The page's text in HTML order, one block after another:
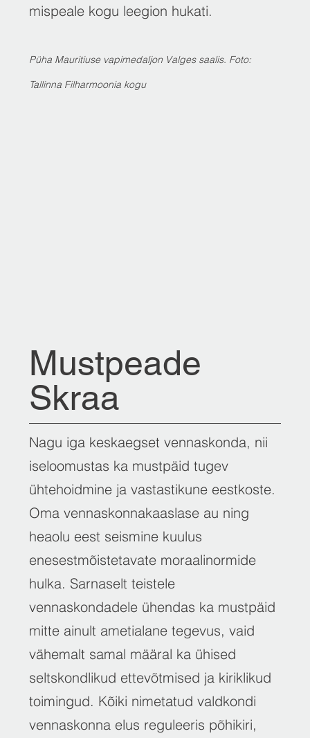
mispeale kogu leegion hukati.
Püha Mauritiuse vapimedaljon Valges saalis. Foto:
Tallinna Filharmoonia kogu
Mustpeade
Skraa
Nagu iga keskaegset vennaskonda, nii
iseloomustas ka mustpäid tugev
ühtehoidmine ja vastastikune eestkoste.
Oma vennaskonnakaaslase au ning
heaolu eest seismine kuulus
enesestmõistetavate moraalinormide
hulka. Sarnaselt teistele
vennaskondadele ühendas ka mustpäid
mitte ainult ametialane tegevus, vaid
vähemalt samal määral ka ühised
seltskondlikud ettevõtmised ja kiriklikud
toimingud. Kõiki nimetatud valdkondi
vennaskonna elus reguleeris põhikiri,